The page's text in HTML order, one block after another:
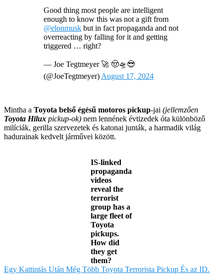
Good thing most people are intelligent
enough to know this was not a gift from
@elonmusk but in fact propaganda and not
overreacting by falling for it and getting
triggered … right?
— Joe Tegtmeyer 🚀 🤠🛸😎
(@JoeTegtmeyer) August 17, 2024
Mintha a Toyota belső égésű motoros pickup-jai (jellemzően
Toyota Hilux pickup-ok) nem lennének évtizedek óta különböző
milíciák, gerilla szervezetek és katonai junták, a harmadik világ
hadurainak kedvelt járművei között.
IS-linked
propaganda
videos
reveal the
terrorist
group has a
large fleet of
Toyota
pickups.
How did
they get
them?
Egy Kattintás Után Még Több Toyota Terrorista Pickup És az ID.